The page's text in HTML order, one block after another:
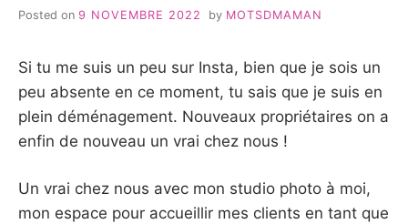
Posted on 9 NOVEMBRE 2022 by MOTSDMAMAN
Si tu me suis un peu sur Insta, bien que je sois un
peu absente en ce moment, tu sais que je suis en
plein déménagement. Nouveaux propriétaires on a
enfin de nouveau un vrai chez nous !
Un vrai chez nous avec mon studio photo à moi,
mon espace pour accueillir mes clients en tant que